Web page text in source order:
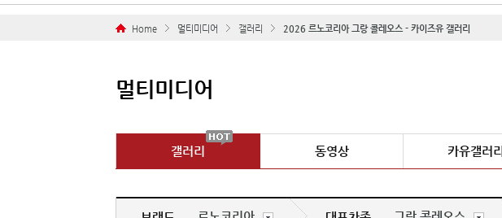
Home 멀티미디어 갤러리 2026 르노코리아 그랑 콜레오스 - 카이즈유 갤러리
멀티미디어
갤러리 동영상 카유갤러리